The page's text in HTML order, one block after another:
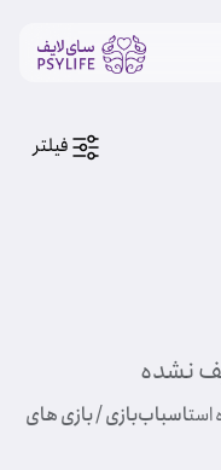
فیلتر
نشده
اسباب‌بازی / بازی های